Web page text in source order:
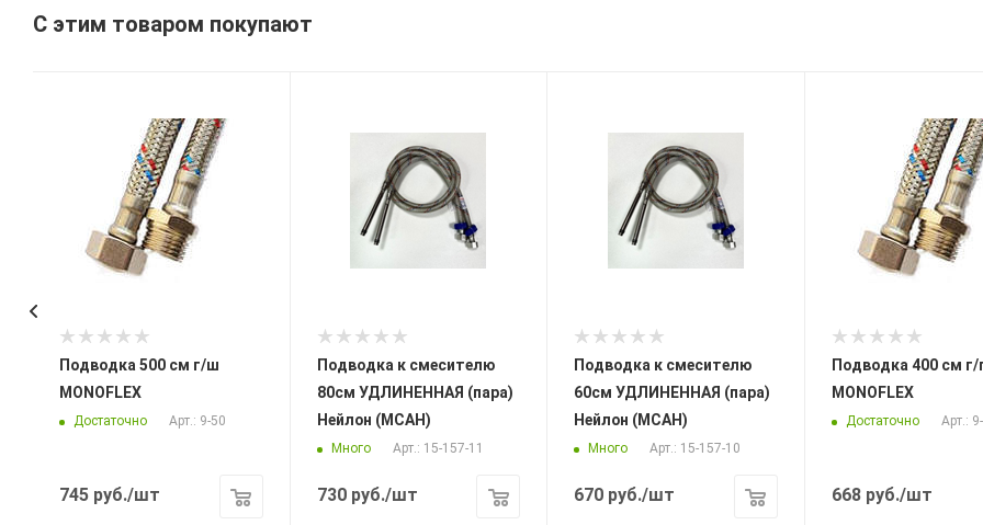
С этим товаром покупают
Подводка 500 см г/ш
MONOFLEX
Достаточно Арт.: 9-50
745 руб./шт
Подводка к смесителю
80см УДЛИНЕННАЯ (пара)
Нейлон (МСАН)
Много Арт.: 15-157-11
730руб./шт
Подводка к смесителю
60см УДЛИНЕННАЯ (пара)
Нейлон (МСАН)
Много Арт.: 15-157-10
670 руб./шт
Подводка 400 см г/г
MONOFLEX
Достаточно Арт.:
668руб./шт